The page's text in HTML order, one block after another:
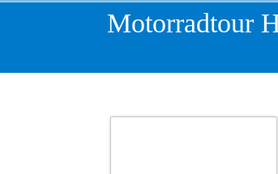
Motorradtour